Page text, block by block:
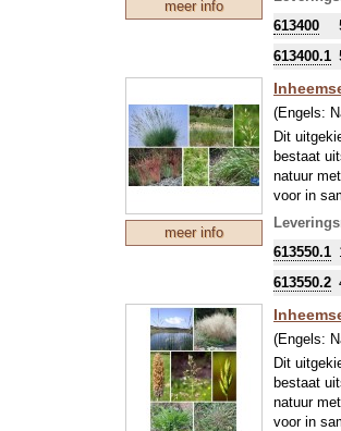
meer info
613400
613400.1
meer info
(Engels:
Dit
bestaat
natuur
voor in
recht.
613550.1
613550.2
(Engels:
Dit
bestaat
natuur
voor in